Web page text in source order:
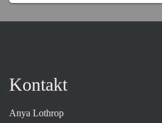
Kontakt
Anya Lothrop